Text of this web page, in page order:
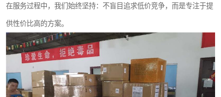
在服务过程中，我们始终坚持：不盲目追求低价竞争，而是专注于提
供性价比高的方案。